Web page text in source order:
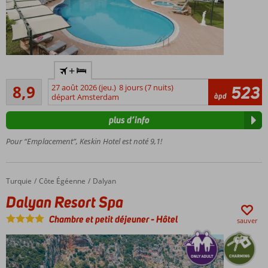
depuis
des
années !
distance
marche
centre
Beau
jardin
avec 3
piscines
Endroit
calme
8,9
Recommandé
54
commentaires
+
27 août 2026 (jeu.) 8 jours (7 nuits)
départ Amsterdam
àpd 523
Pour “Emplacement”, Keskin Hotel est noté 9,1!
plus d’info
Accueil
Turquie Côte Égéenne Dalyan
Dalyan Resort Spa
Dalyan Resort Spa
Chambre et petit déjeuner-Hôtel sauver